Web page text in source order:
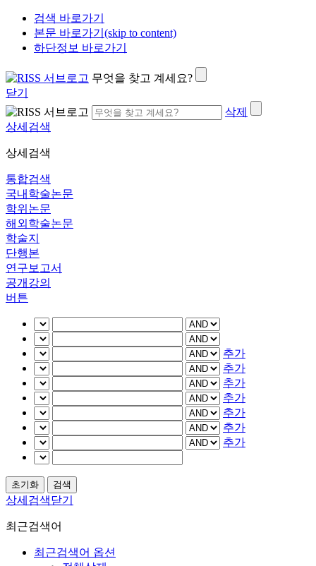
검색 바로가기
본문 바로가기(skip to content)
하단정보 바로가기
무엇을 찾고 계세요?
닫기
삭제
상세검색
상세검색
통합검색
국내학술논문
학위논문
해외학술논문
학술지
단행본
연구보고서
공개강의
버튼
추가
추가
추가
추가
추가
추가
추가
상세검색닫기
최근검색어
최근검색어 옵션